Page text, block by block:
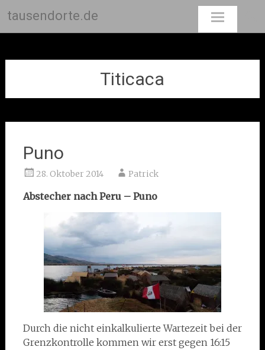
tausendorte.de
Titicaca
Puno
28. Oktober 2014 Patrick
Abstecher nach Peru – Puno
Durch die nicht einkalkulierte Wartezeit bei der
Grenzkontrolle kommen wir erst gegen 16:15